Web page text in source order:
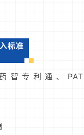
标准
药智专利通、